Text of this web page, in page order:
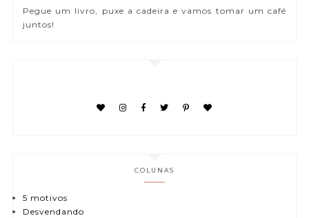
Pegue um livro, puxe a cadeira e vamos tomar um café
juntos!
COLUNAS
5 motivos
Desvendando